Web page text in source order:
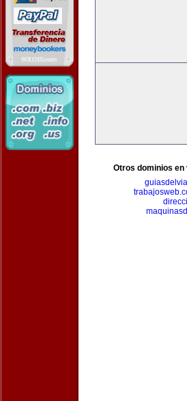
Otros dominios en